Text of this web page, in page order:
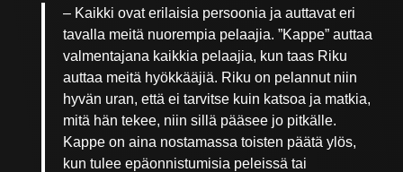
– Kaikki ovat erilaisia persoonia ja auttavat eri
tavalla meitä nuorempia pelaajia. ”Kappe” auttaa
valmentajana kaikkia pelaajia, kun taas Riku
auttaa meitä hyökkääjiä. Riku on pelannut niin
hyvän uran, että ei tarvitse kuin katsoa ja matkia,
mitä hän tekee, niin sillä pääsee jo pitkälle.
Kappe on aina nostamassa toisten päätä ylös,
kun tulee epäonnistumisia peleissä tai